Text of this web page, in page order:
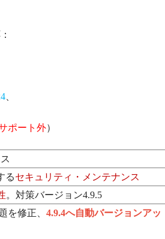
ポート外）
るセキュリティ・メンテナンス
。対策バージョン4.9.5
を修正、 4.9.4へ自動バージョンアッ